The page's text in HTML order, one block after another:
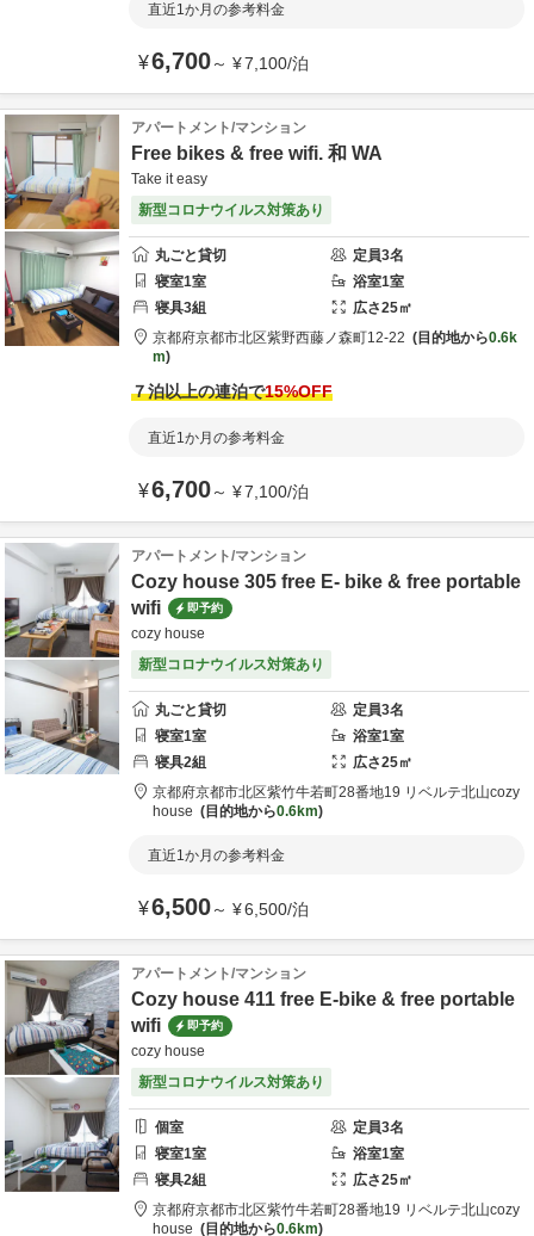
直近1か月の参考料金
¥6,700～ ¥7,100/泊
アパートメント/マンション
Free bikes & free wifi. 和 WA
Take it easy
新型コロナウイルス対策あり
丸ごと貸切 定員3名
寝室1室 浴室1室
寝具3組 広さ25㎡
京都府京都市北区紫野西藤ノ森町12-22 目的地から0.6k
m
７泊以上の連泊で15%OFF
直近1か月の参考料金
¥6,700～ ¥7,100/泊
アパートメント/マンション
Cozy house 305 free E- bike & free portable
wifi
即予約
cozy house
新型コロナウイルス対策あり
丸ごと貸切 定員3名
寝室1室 浴室1室
寝具2組 広さ25㎡
京都府京都市北区紫竹牛若町28番地19 リベルテ北山cozy
house
目的地から0.6km
直近1か月の参考料金
¥6,500～ ¥6,500/泊
アパートメント/マンション
Cozy house 411 free E-bike & free portable
wifi
即予約
cozy house
新型コロナウイルス対策あり
個室 定員3名
寝室1室 浴室1室
寝具2組 広さ25㎡
京都府京都市北区紫竹牛若町28番地19 リベルテ北山cozy
house
目的地から0.6km